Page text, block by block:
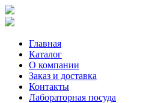
Главная
Каталог
О компании
Заказ и доставка
Контакты
Лабораторная посуда